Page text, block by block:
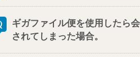
ギガファイル便を使用したら
されてしまった場合。